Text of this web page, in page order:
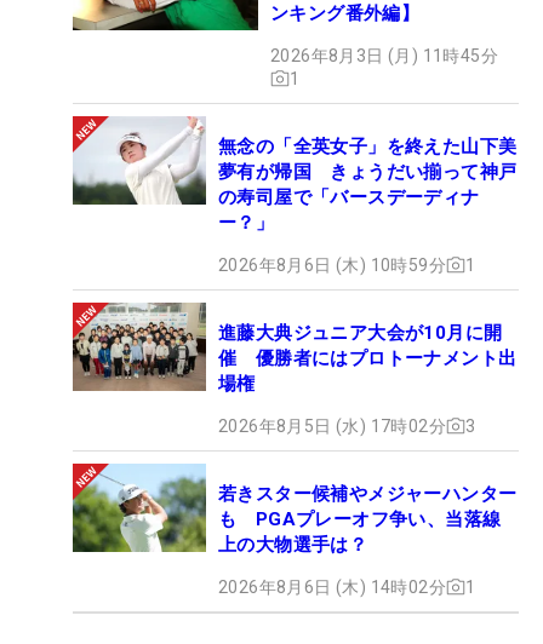
ンキング番外編】
2026年8月3日 (月) 11時45分
1
無念の「全英女子」を終えた山下美
夢有が帰国 きょうだい揃って神戸
の寿司屋で「バースデーディナ
ー？」
2026年8月6日 (木) 10時59分 1
進藤大典ジュニア大会が10月に開
催 優勝者にはプロトーナメント出
場権
2026年8月5日 (水) 17時02分 3
若きスター候補やメジャーハンター
も PGAプレーオフ争い、当落線
上の大物選手は？
2026年8月6日 (木) 14時02分 1